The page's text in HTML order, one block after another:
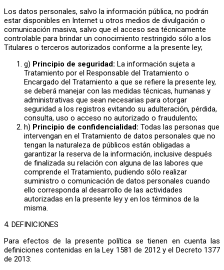
Los datos personales, salvo la información pública, no podrán
estar disponibles en Internet u otros medios de divulgación o
comunicación masiva, salvo que el acceso sea técnicamente
controlable para brindar un conocimiento restringido sólo a los
Titulares o terceros autorizados conforme a la presente ley;
g) Principio de seguridad: La información sujeta a
Tratamiento por el Responsable del Tratamiento o
Encargado del Tratamiento a que se refiere la presente ley,
se deberá manejar con las medidas técnicas, humanas y
administrativas que sean necesarias para otorgar
seguridad a los registros evitando su adulteración, pérdida,
consulta, uso o acceso no autorizado o fraudulento;
h) Principio de confidencialidad: Todas las personas que
intervengan en el Tratamiento de datos personales que no
tengan la naturaleza de públicos están obligadas a
garantizar la reserva de la información, inclusive después
de finalizada su relación con alguna de las labores que
comprende el Tratamiento, pudiendo sólo realizar
suministro o comunicación de datos personales cuando
ello corresponda al desarrollo de las actividades
autorizadas en la presente ley y en los términos de la
misma.
4. DEFINICIONES
Para efectos de la presente política se tienen en cuenta las
definiciones contenidas en la Ley 1581 de 2012 y el Decreto 1377
de 2013: